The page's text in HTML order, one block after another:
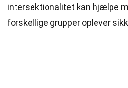
intersektionalitet kan hjælpe
forskellige grupper oplever